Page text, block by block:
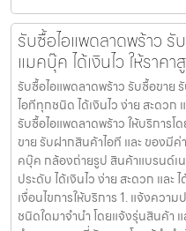
รับซื้อไอแพดลาดพร้าว รั
แมคบุ๊ค ได้เงินไว ให้ราคา
รับซื้อไอแพดลาดพร้าว รับซื้อขาย
ไอทีทุกชนิด ได้เงินไว ง่าย สะดวก
รับซื้อไอแพดลาดพร้าว ให้บริการ
ขาย รับฝากสินค้าไอที และ ของมีค่
คบุ๊ค กล้องถ่ายรูป สินค้าแบรนด์เ
ประดับ ได้เงินไว ง่าย สะดวก และ
เงื่อนไขการให้บริการ 1. แจ้งควา
ชนิดใดมาจำนำ โดยแจ้งรุ่นสินค้า